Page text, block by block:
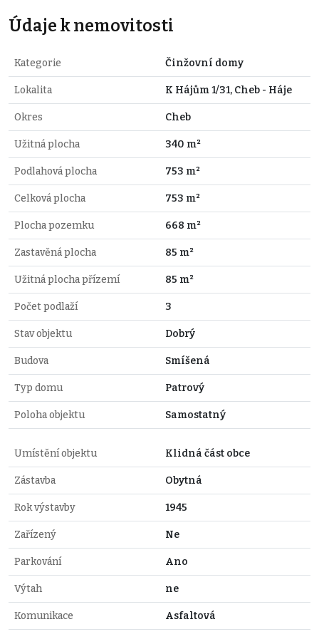
Údaje k nemovitosti
Kategorie Činžovní domy
Lokalita K Hájům 1/31, Cheb - Háje
Okres Cheb
Užitná plocha 340 m²
Podlahová plocha 753 m²
Celková plocha 753 m²
Plocha pozemku 668 m²
Zastavěná plocha 85 m²
Užitná plocha přízemí 85 m²
Počet podlaží 3
Stav objektu Dobrý
Budova Smíšená
Typ domu Patrový
Poloha objektu Samostatný
Umístění objektu Klidná část obce
Zástavba Obytná
Rok výstavby 1945
Zařízený Ne
Parkování Ano
Výtah ne
Komunikace Asfaltová